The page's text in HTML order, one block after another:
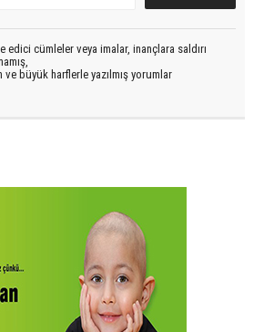
edici cümleler veya imalar, inançlara saldırı
büyük harflerle yazılmış yorumlar